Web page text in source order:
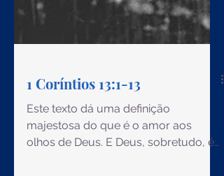
1 Coríntios 13:1-13
Este texto dá uma definição
majestosa do que é o amor aos